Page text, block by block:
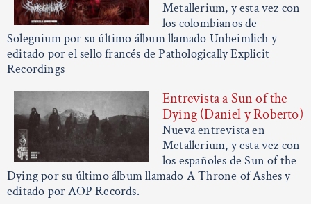
Metallerium, y esta vez con
los colombianos de
Solegnium por su último álbum llamado Unheimlich y
editado por el sello francés de Pathologically Explicit
Recordings
Entrevista a Sun of the
Dying (Daniel y Roberto)
Nueva entrevista en
Metallerium, y esta vez con
los españoles de Sun of the
Dying por su último álbum llamado A Throne of Ashes y
editado por AOP Records.